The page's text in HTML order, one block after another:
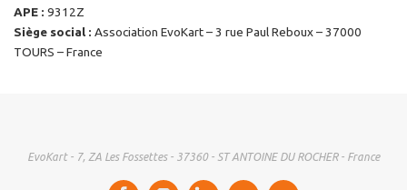
APE : 9312Z
Siège social : Association EvoKart – 3 rue Paul Reboux – 37000
TOURS – France
EvoKart - 7, ZA Les Fossettes - 37360 - ST ANTOINE DU ROCHER - France